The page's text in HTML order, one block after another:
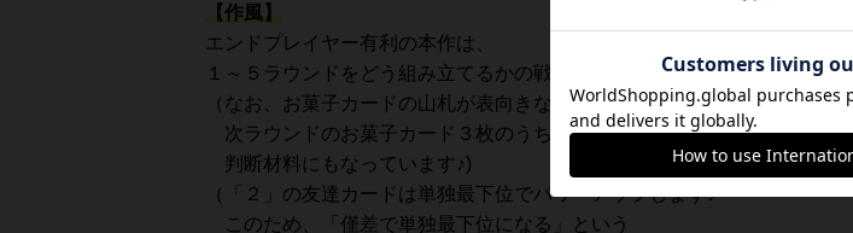
【作風】
エンドプレイヤー有利の本作は、
１～５ラウンドをどう組み立てるかの戦略性が非常に高く面白い作品です♪
（なお、お菓子カードの山札が表向きなので、
次ラウンドのお菓子カード３枚のうち１枚が公開されており、
判断材料にもなっています♪)
（「２」の友達カードは単独最下位でパワーアップします♪
このため、「僅差で単独最下位になる」という